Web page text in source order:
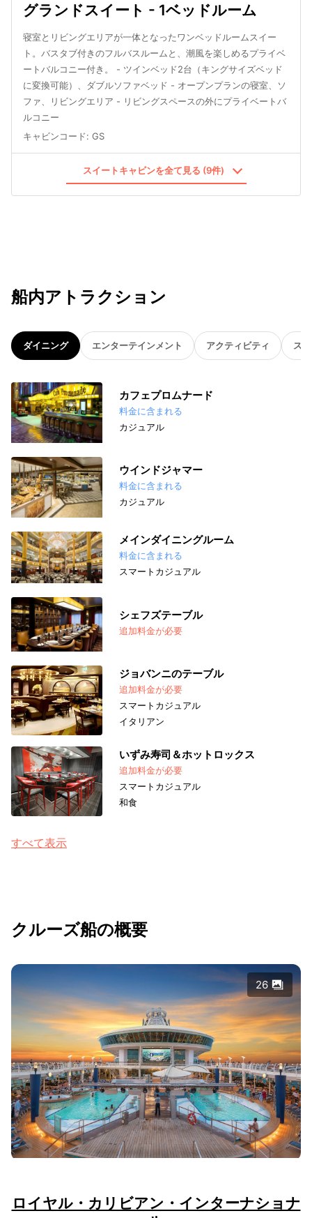
グランドスイート - 1ベッドルーム
寝室とリビングエリアが一体となったワンベッドルームスイー
ト。バスタブ付きのフルバスルームと、潮風を楽しめるプライベ
ートバルコニー付き。 - ツインベッド2台（キングサイズベッド
に変換可能）、ダブルソファベッド - オープンプランの寝室、ソ
ファ、リビングエリア - リビングスペースの外にプライベートバ
ルコニー
キャビンコード: GS
スイートキャビンを全て見る (9件)
船内アトラクション
ダイニング エンターテインメント アクティビティ ス
カフェプロムナード
料金に含まれる
カジュアル
ウインドジャマー
料金に含まれる
カジュアル
メインダイニングルーム
料金に含まれる
スマートカジュアル
シェフズテーブル
追加料金が必要
ジョバンニのテーブル
追加料金が必要
スマートカジュアル
イタリアン
いずみ寿司＆ホットロックス
追加料金が必要
スマートカジュアル
和食
すべて表示
クルーズ船の概要
26
ロイヤル・カリビアン・インターナショナ